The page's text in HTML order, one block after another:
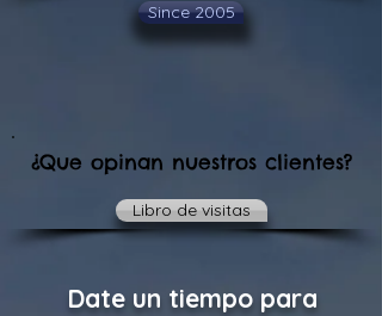
Since 2005
¿Que opinan nuestros clientes?
Libro de visitas
Date un tiempo para